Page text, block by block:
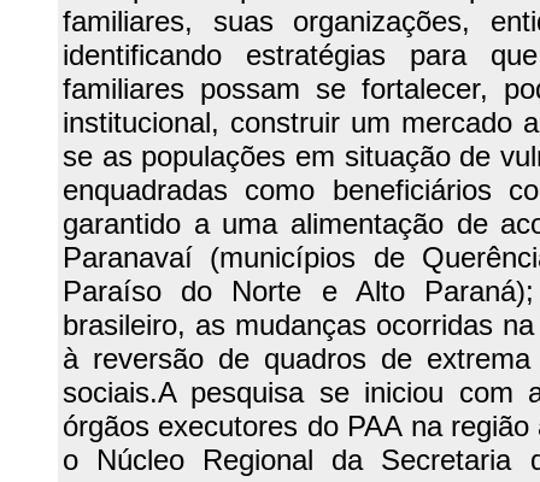
familiares, suas organizações,
identificando estratégias para
familiares possam se fortalecer,
institucional, construir um mercado
se as populações em situação de
enquadradas como beneficiários
garantido a uma alimentação de
Paranavaí (municípios de
Paraíso do Norte e Alto
brasileiro, as mudanças ocorridas
à reversão de quadros de
sociais.A pesquisa se iniciou com
órgãos executores do PAA na
o Núcleo Regional da Secretaria